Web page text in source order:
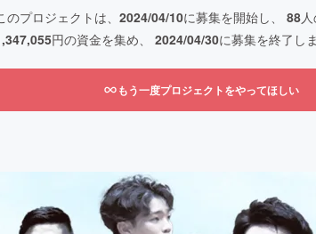
のプロジェクトは、 2024/04/10に募集を開始し、 88
円の資金を集め、 2024/04/30に募集を終了し
もう一度プロジェクトをやってほしい